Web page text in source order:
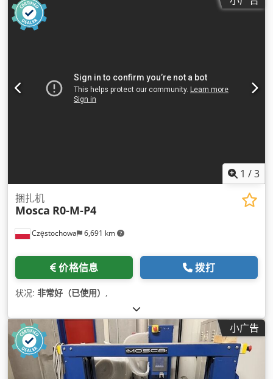
1 /3
Częstochowa 6,691 km
捆扎机
Mosca R0-M-P4
价格信息 拨打
状况: 非常好（已使用） ,
小广告